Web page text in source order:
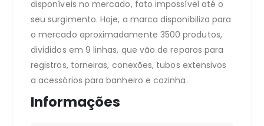
disponíveis no mercado, fato impossível até o
seu surgimento. Hoje, a marca disponibiliza para
o mercado aproximadamente 3500 produtos,
divididos em 9 linhas, que vão de reparos para
registros, torneiras, conexões, tubos extensivos
a acessórios para banheiro e cozinha.
Informações